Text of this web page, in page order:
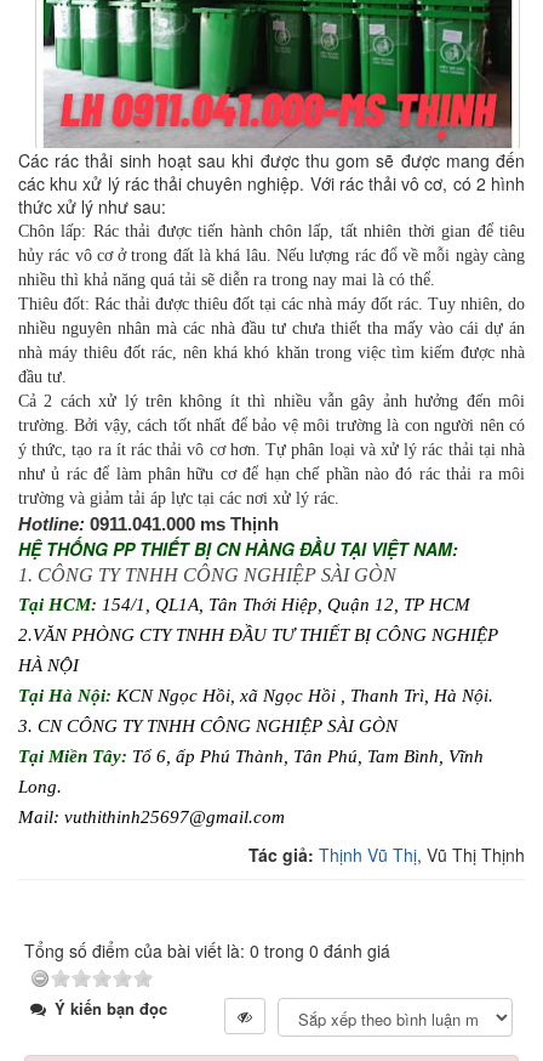
Các rác thải sinh hoạt sau khi được thu gom sẽ được mang đến
các khu xử lý rác thải chuyên nghiệp. Với rác thải vô cơ, có 2 hình
thức xử lý như sau:
Chôn lấp: Rác thải được tiến hành chôn lấp, tất nhiên thời gian để tiêu
hủy rác vô cơ ở trong đất là khá lâu. Nếu lượng rác đổ về mỗi ngày càng
nhiều thì khả năng quá tải sẽ diễn ra trong nay mai là có thể.
Thiêu đốt: Rác thải được thiêu đốt tại các nhà máy đốt rác. Tuy nhiên, do
nhiều nguyên nhân mà các nhà đầu tư chưa thiết tha mấy vào cái dự án
nhà máy thiêu đốt rác, nên khá khó khăn trong việc tìm kiếm được nhà
đầu tư.
Cả 2 cách xử lý trên không ít thì nhiều vẫn gây ảnh hưởng đến môi
trường. Bởi vậy, cách tốt nhất để bảo vệ môi trường là con người nên có
ý thức, tạo ra ít rác thải vô cơ hơn. Tự phân loại và xử lý rác thải tại nhà
như ủ rác để làm phân hữu cơ để hạn chế phần nào đó rác thải ra môi
trường và giảm tải áp lực tại các nơi xử lý rác.
Hotline: 0911.041.000 ms Thịnh
HỆ THỐNG PP THIẾT BỊ CN HÀNG ĐẦU TẠI VIỆT NAM:
1. CÔNG TY TNHH CÔNG NGHIỆP SÀI GÒN
Tại HCM: 154/1, QL1A, Tân Thới Hiệp, Quận 12, TP HCM
2.VĂN PHÒNG CTY TNHH ĐẦU TƯ THIẾT BỊ CÔNG NGHIỆP
HÀ NỘI
Tại Hà Nội: KCN Ngọc Hồi, xã Ngọc Hồi , Thanh Trì, Hà Nội.
3. CN CÔNG TY TNHH CÔNG NGHIỆP SÀI GÒN
Tại Miền Tây: Tổ 6, ấp Phú Thành, Tân Phú, Tam Bình, Vĩnh
Long.
Mail: vuthithinh25697@gmail.com
Tác giả: Thịnh Vũ Thị, Vũ Thị Thịnh
Tổng số điểm của bài viết là: 0 trong 0 đánh giá
Ý kiến bạn đọc